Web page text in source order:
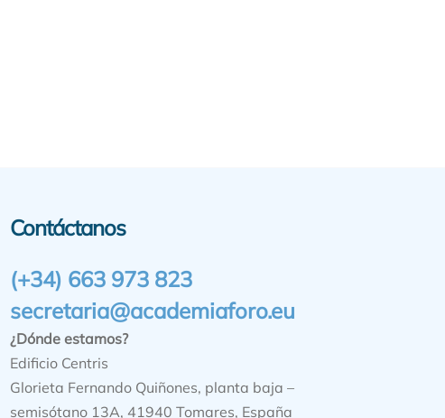
Contáctanos
(+34) 663 973 823
secretaria@academiaforo.eu
¿Dónde estamos?
Edificio Centris
Glorieta Fernando Quiñones, planta baja –
semisótano 13A, 41940 Tomares, España